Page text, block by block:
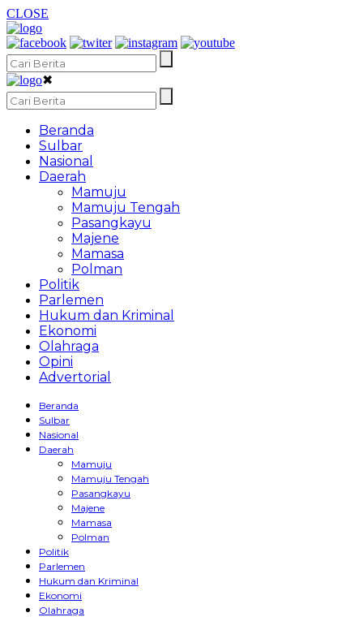
CLOSE
✖
Beranda
Sulbar
Nasional
Daerah
Mamuju
Mamuju Tengah
Pasangkayu
Majene
Mamasa
Polman
Politik
Parlemen
Hukum dan Kriminal
Ekonomi
Olahraga
Opini
Advertorial
Beranda
Sulbar
Nasional
Daerah
Mamuju
Mamuju Tengah
Pasangkayu
Majene
Mamasa
Polman
Politik
Parlemen
Hukum dan Kriminal
Ekonomi
Olahraga